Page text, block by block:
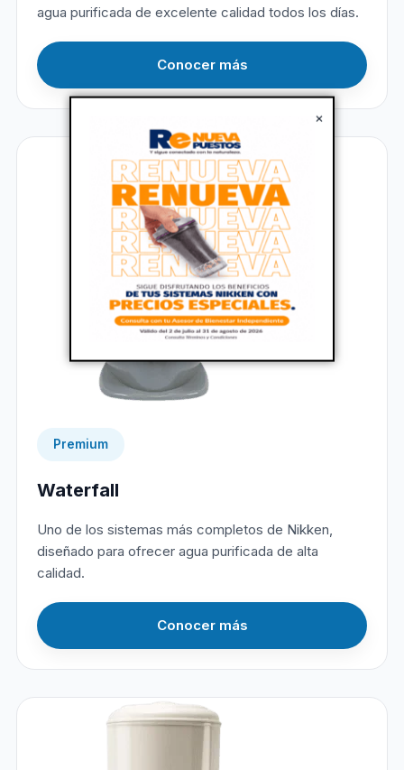
×
agua purificada de excelente calidad todos los días.
Conocer más
Premium
Waterfall
Uno de los sistemas más completos de Nikken,
diseñado para ofrecer agua purificada de alta
calidad.
Conocer más